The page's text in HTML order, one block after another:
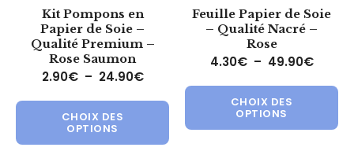
Kit Pompons en
Papier de Soie –
Qualité Premium –
Rose Saumon
2.90€ – 24.90€Plage de prix : 2.90€ à 24.90€
CHOIX DES
OPTIONS
Ce produit a plusieurs
Feuille Papier de Soie
– Qualité Nacré –
Rose
4.30€ – 49.90€Plage
CHOIX DES
OPTIONS